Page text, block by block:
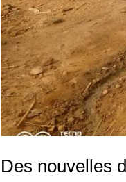
Des nouvelles